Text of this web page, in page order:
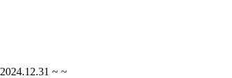
2024.12.31 ~ ~